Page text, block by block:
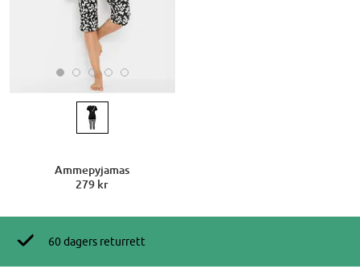
Ammepyjamas
279 kr
60 dagers returrett